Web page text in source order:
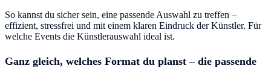
So kannst du sicher sein, eine passende Auswahl zu treffen –
effizient, stressfrei und mit einem klaren Eindruck der Künstler. Für
welche Events die Künstlerauswahl ideal ist.
Ganz gleich, welches Format du planst – die passende